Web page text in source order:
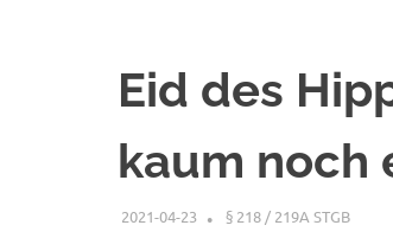
Eid des
kaum noch
2021-04-23 XX
§ 218 / 219A STGB